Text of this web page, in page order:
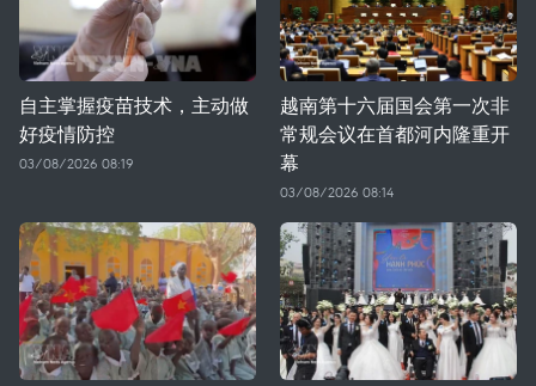
自主掌握疫苗技术，主动做
好疫情防控
03/08/2026 08:19
越南第十六届国会第一次非
常规会议在首都河内隆重开
幕
03/08/2026 08:14